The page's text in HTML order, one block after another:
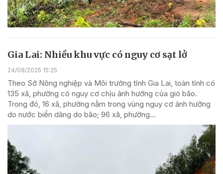
Gia Lai: Nhiều khu vực có nguy cơ sạt lở
24/08/2025 15:25
Theo Sở Nông nghiệp và Môi trường tỉnh Gia Lai, toàn tỉnh có
135 xã, phường có nguy cơ chịu ảnh hưởng của gió bão.
Trong đó, 16 xã, phường nằm trong vùng nguy cơ ảnh hưởng
do nước biển dâng do bão; 96 xã, phường...